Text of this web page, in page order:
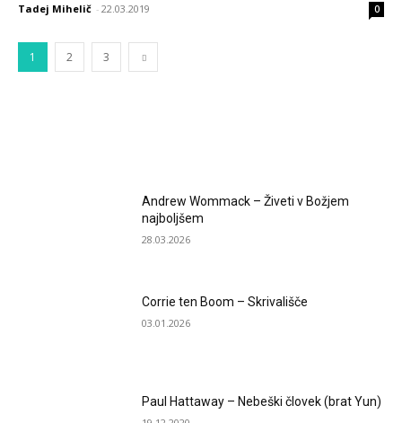
Tadej Mihelič - 22.03.2019 0
1 2 3
Andrew Wommack – Živeti v Božjem
najboljšem
28.03.2026
Corrie ten Boom – Skrivališče
03.01.2026
Paul Hattaway – Nebeški človek (brat Yun)